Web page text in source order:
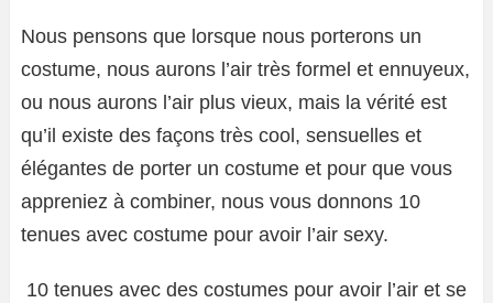
Nous pensons que lorsque nous porterons un
costume, nous aurons l’air très formel et ennuyeux,
ou nous aurons l’air plus vieux, mais la vérité est
qu’il existe des façons très cool, sensuelles et
élégantes de porter un costume et pour que vous
appreniez à combiner, nous vous donnons 10
tenues avec costume pour avoir l’air sexy.
10 tenues avec des costumes pour avoir l’air et se